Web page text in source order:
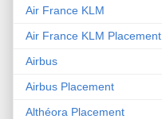
Air France KLM
Air France KLM Placement
Airbus
Airbus Placement
Althéora Placement